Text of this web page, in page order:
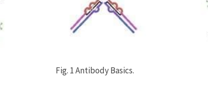
Fig. 1 Antibody Basics.